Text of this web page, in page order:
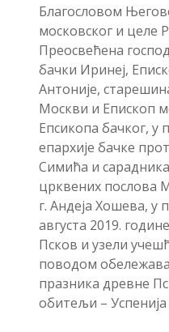
Благословом
московског и целе
Преосвећена
бачки Иринеј,
Антоније,
Москви и Епископ
Епсикопа бачког, у
епархије бачке
Симића и
црквених послова
г. Андеја Хошева, у
августа 2019.
Псков и узели
поводом
празника древне
обитељи –